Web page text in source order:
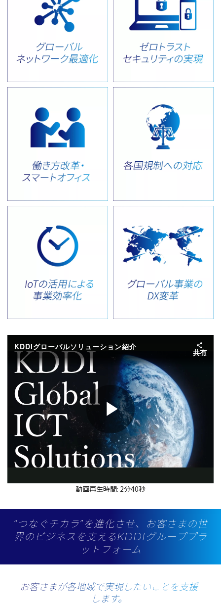
KDDIグローバルソリューション紹介
共有
Play
Video
動画再生時間: 2分40秒
“つなぐチカラ”を進化させ、お客さまの世
界のビジネスを支えるKDDIグループプラ
ットフォーム
お客さまが各地域で実現したいことを支援
します。